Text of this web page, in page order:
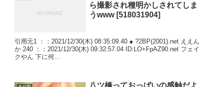
ら撮影され種明かしされてしま
うwww [518031904]
引用元1 ：：2021/12/30(木) 08:35:09.40 ● ?2BP(2001).net ええん
か 240 ：：2021/12/30(木) 09:32:57.04 ID:LO+FpAZ90.net フェイ
クやん 下に何...
八ツ橋っておっぱいの感触だよ